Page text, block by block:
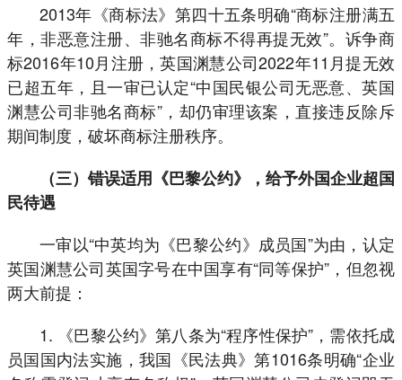
2013年《商标法》第四十五条明确“商标注册满五
年，非恶意注册、非驰名商标不得再提无效”。诉争商
标2016年10月注册，英国渊慧公司2022年11月提无效
已超五年，且一审已认定“中国民银公司无恶意、英国
渊慧公司非驰名商标”，却仍审理该案，直接违反除斥
期间制度，破坏商标注册秩序。
（三）错误适用《巴黎公约》，给予外国企业超国
民待遇
一审以“中英均为《巴黎公约》成员国”为由，认定
英国渊慧公司英国字号在中国享有“同等保护”，但忽视
两大前提：
1. 《巴黎公约》第八条为“程序性保护”，需依托成
员国国内法实施，我国《民法典》第1016条明确“企业